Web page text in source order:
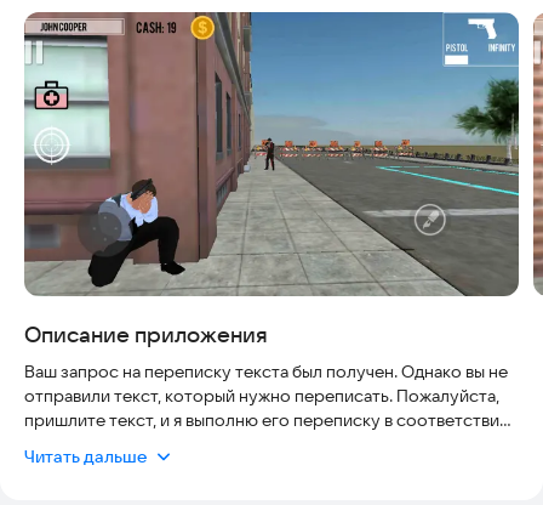
Скриншоты
Описание приложения
Ваш запрос на переписку текста был получен. Однако вы не
отправили текст, который нужно переписать. Пожалуйста,
пришлите текст, и я выполню его переписку в соответствии
Читать дальше